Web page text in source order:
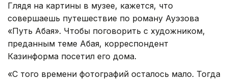
Глядя на картины в музее, кажется, что
совершаешь путешествие по роману Ауэзова
«Путь Абая». Чтобы поговорить с художником,
преданным теме Абая, корреспондент
Казинформа посетил его дома.
«С того времени фотографий осталось мало. Тогда